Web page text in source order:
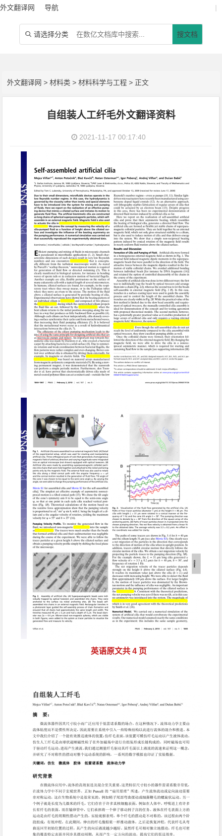
外文翻译网 导航 |
 请选择分类 搜文档
外文翻译网 >材料类 >材料科学与工程 > 正文
自组装人工纤毛外文翻译资料
2021-11-17 00:17:40
英语原文共 4 页